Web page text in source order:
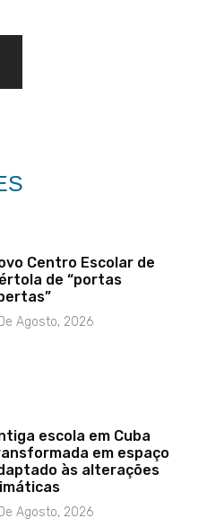
Centro Escolar de
de “portas
Agosto, 2026
escola em Cuba
em espaço
às alterações
Agosto, 2026